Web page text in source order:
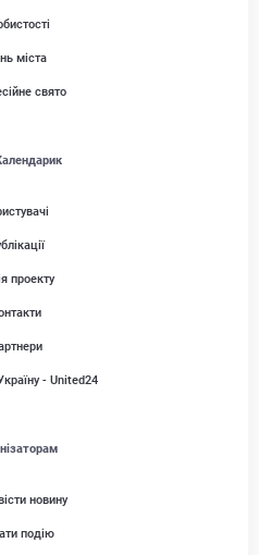
міста
свято
проекту
- United24
новину
подію